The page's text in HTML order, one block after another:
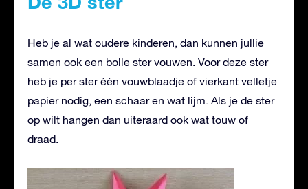
Heb je al wat oudere kinderen, dan kunnen jullie
samen ook een bolle ster vouwen. Voor deze ster
heb je per ster één vouwblaadje of vierkant velletje
papier nodig, een schaar en wat lijm. Als je de ster
op wilt hangen dan uiteraard ook wat touw of
draad.